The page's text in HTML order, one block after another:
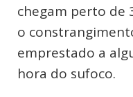
chegam perto de
o
emprestado a
hora do sufoco.